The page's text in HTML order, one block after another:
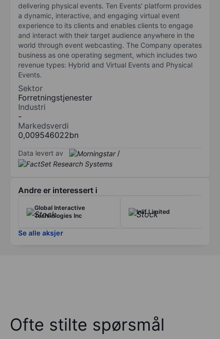
delivering physical events. Ten Events' platform provides
a dynamic, interactive, and engaging virtual event
experience to its clients and enables clients to engage
and interact with their target audience anywhere in the
world through event webcasting. The Company operates
business as one operating segment, which includes two
revenue types: Hybrid and Virtual Events and Physical
Events.
Sektor
Forretningstjenester
Industri
-
Markedsverdi
0,009546022bn
Data levert av /
Andre er interessert i
Global Interactive
Technologies Inc
Inlif Limited
Se alle aksjer
Ofte stilte spørsmål